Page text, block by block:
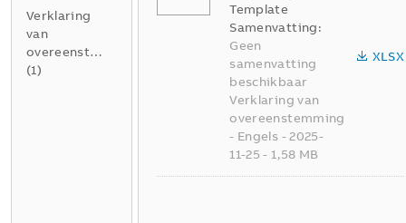
Verklaring
van
overeenstemming
(1)
Template
Samenvatting:
Geen
samenvatting
beschikbaar
Verklaring van
overeenstemming
- Engels -2025-
11-25 - 1,58 MB
XLSX